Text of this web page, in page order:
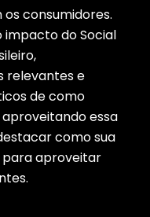
consumidores.
impacto do Social
relevantes e
de como
essa
como sua
para aproveitar